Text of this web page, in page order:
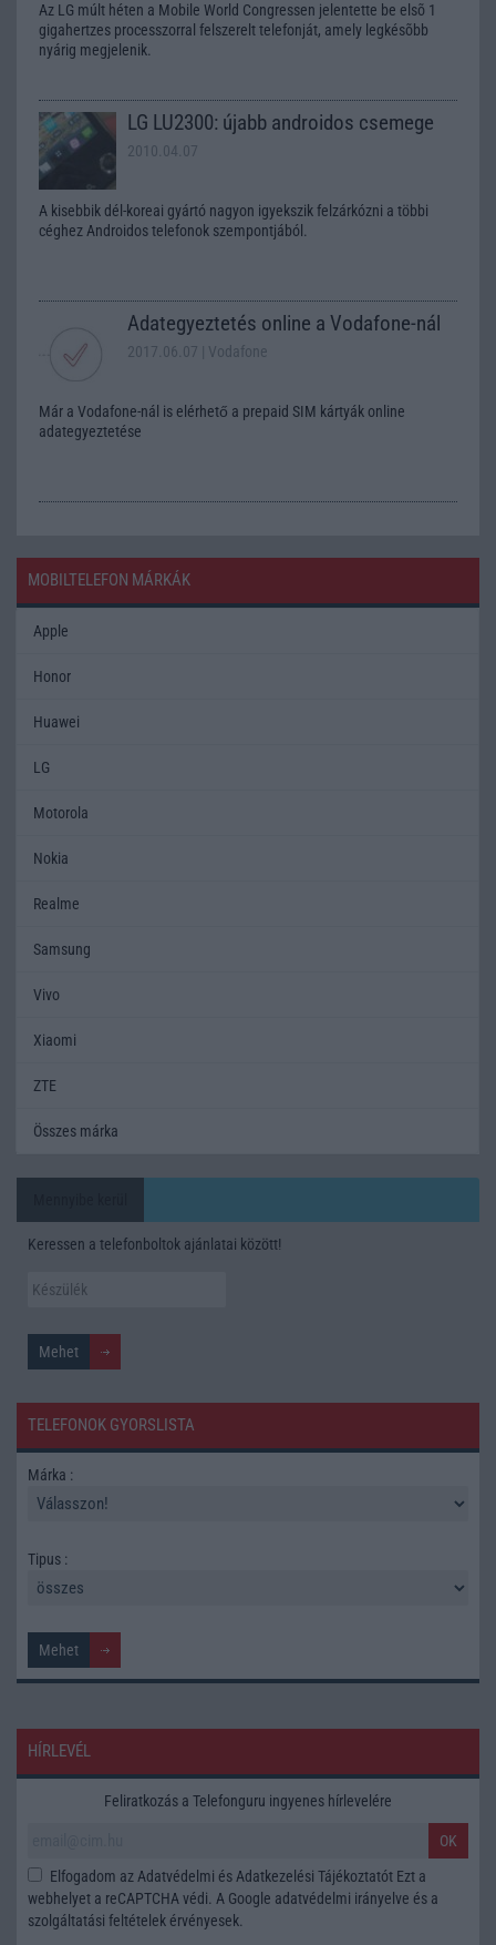
Az LG múlt héten a Mobile World Congressen jelentette be elsõ 1
gigahertzes processzorral felszerelt telefonját, amely legkésõbb
nyárig megjelenik.
LG LU2300: újabb androidos csemege
2010.04.07
A kisebbik dél-koreai gyártó nagyon igyekszik felzárkózni a többi
céghez Androidos telefonok szempontjából.
Adategyeztetés online a Vodafone-nál
2017.06.07 | Vodafone
Már a Vodafone-nál is elérhető a prepaid SIM kártyák online
adategyeztetése
MOBILTELEFON MÁRKÁK
Apple
Honor
Huawei
LG
Motorola
Nokia
Realme
Samsung
Vivo
Xiaomi
ZTE
Összes márka
Keressen a telefonboltok ajánlatai között!
TELEFONOK GYORSLISTA
Márka :
Tipus :
HÍRLEVÉL
Feliratkozás a Telefonguru ingyenes hírlevelére
OK
Elfogadom az Adatvédelmi és Adatkezelési Tájékoztatót Ezt a
webhelyet a reCAPTCHA védi. A Google adatvédelmi irányelve és a
szolgáltatási feltételek érvényesek.